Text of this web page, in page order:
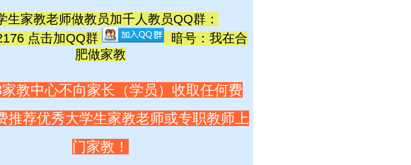
生家教老师做教员加千人教员QQ群：
点击加QQ群
暗号：我在合
肥做家教
教中心不向家长（学员）收取任何费
推荐优秀大学生家教老师或专职教师上
门家教！